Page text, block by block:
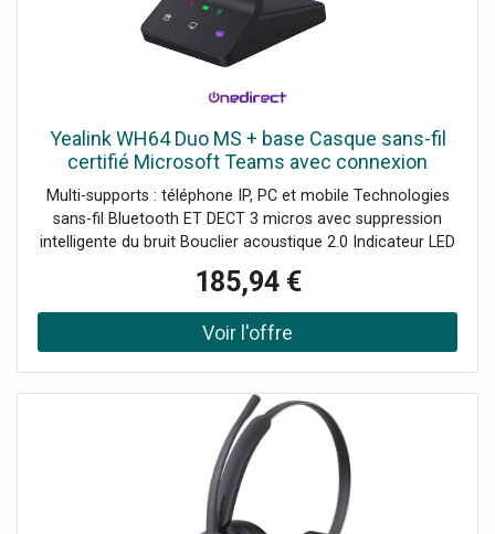
Yealink WH64 Duo MS + base Casque sans-fil
certifié Microsoft Teams avec connexion
Bluetooth ET DECT qui s'adapte à tous les
scénarios de travail :
Multi-supports : téléphone IP, PC et mobile Technologies
sans-fil Bluetooth ET DECT 3 micros avec suppression
intelligente du bruit Bouclier acoustique 2.0 Indicateur LED
Certifié Microsoft Teams et compatible UC
185,94 €